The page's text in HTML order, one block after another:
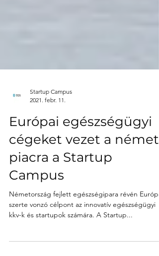
Startup Campus
2021. febr. 11.
Európai egészségügyi
cégeket vezet a német
piacra a Startup
Campus
Németország fejlett egészségipara révén
kkv-k és startupok számára. A Startup...